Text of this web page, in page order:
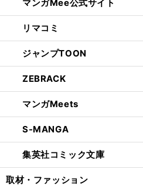
マンガMee公式サイト
リマコミ
ジャンプTOON
ZEBRACK
マンガMeets
S-MANGA
集英社コミック文庫
取材・ファッション